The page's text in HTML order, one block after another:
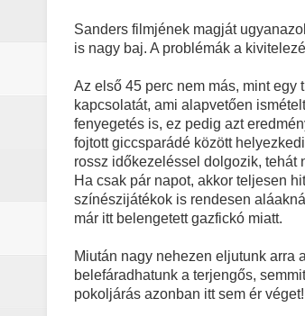
Sanders filmjének magját
is nagy baj. A problémák a
Az első 45 perc nem más, mint
kapcsolatát, ami alapvetően
fenyegetés is, ez pedig azt
fojtott giccsparádé között
rossz időkezeléssel dolgozik, tehát
Ha csak pár napot, akkor teljesen
színészijátékok is rendesen
már itt belengetett gazfickó miatt.
Miután nagy nehezen eljutunk arra
belefáradhatunk a terjengős,
pokoljárás azonban itt sem ér véget!